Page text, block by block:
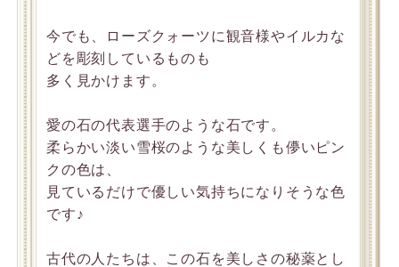
今でも、ローズクォーツに観音様やイルカな
どを彫刻しているものも
多く見かけます。
愛の石の代表選手のような石です。
柔らかい淡い雪桜のような美しくも儚いピン
クの色は、
見ているだけで優しい気持ちになりそうな色
です♪
古代の人たちは、この石を美しさの秘薬とし